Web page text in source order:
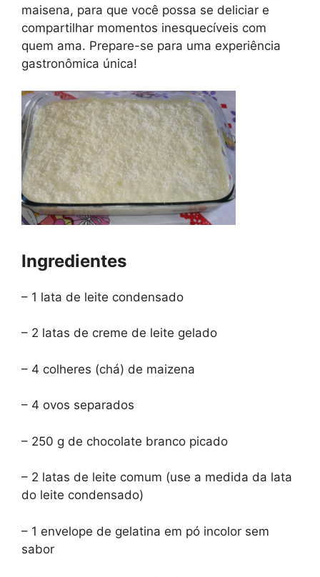
maisena, para que você possa se deliciar e
compartilhar momentos inesquecíveis com
quem ama. Prepare-se para uma experiência
gastronômica única!
Ingredientes
– 1 lata de leite condensado
– 2 latas de creme de leite gelado
– 4 colheres (chá) de maizena
– 4 ovos separados
– 250 g de chocolate branco picado
– 2 latas de leite comum (use a medida da lata
do leite condensado)
– 1 envelope de gelatina em pó incolor sem
sabor